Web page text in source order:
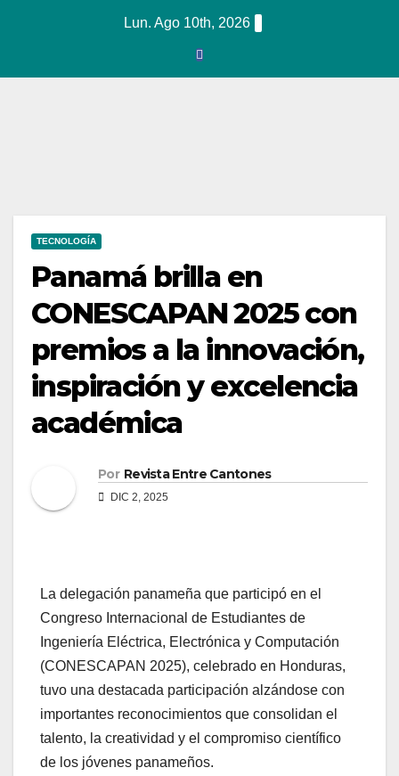
Lun. Ago 10th, 2026
TECNOLOGÍA
Panamá brilla en
CONESCAPAN 2025 con
premios a la innovación,
inspiración y excelencia
académica
Por Revista Entre Cantones
DIC 2, 2025
La delegación panameña que participó en el
Congreso Internacional de Estudiantes de
Ingeniería Eléctrica, Electrónica y Computación
(CONESCAPAN 2025), celebrado en Honduras,
tuvo una destacada participación alzándose con
importantes reconocimientos que consolidan el
talento, la creatividad y el compromiso científico
de los jóvenes panameños.